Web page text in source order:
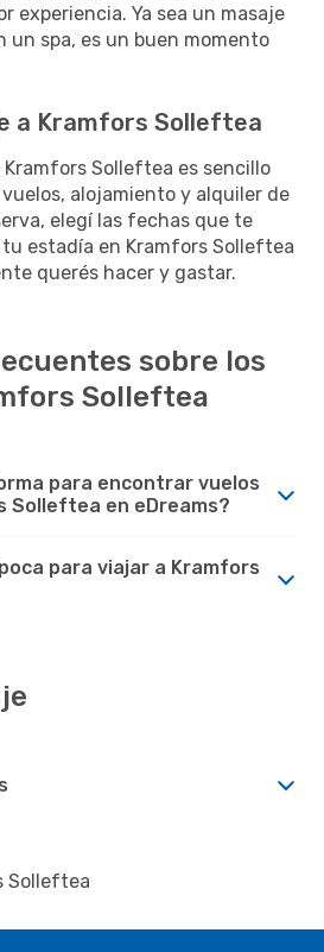
experiencia. Ya sea un masaje
un spa, es un buen momento
a Kramfors Solleftea
Solleftea es sencillo
alojamiento y alquiler de
elegí las fechas que te
estadía en Kramfors Solleftea
querés hacer y gastar.
sobre los
Solleftea
para encontrar vuelos
Solleftea en eDreams?
para viajar a Kramfors
Solleftea